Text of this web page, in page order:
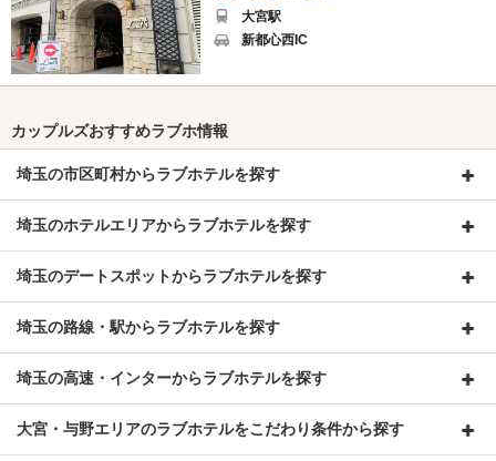
大宮駅
新都心西IC
カップルズおすすめラブホ情報
埼玉の市区町村からラブホテルを探す
埼玉のホテルエリアからラブホテルを探す
埼玉のデートスポットからラブホテルを探す
埼玉の路線・駅からラブホテルを探す
埼玉の高速・インターからラブホテルを探す
大宮・与野エリアのラブホテルをこだわり条件から探す